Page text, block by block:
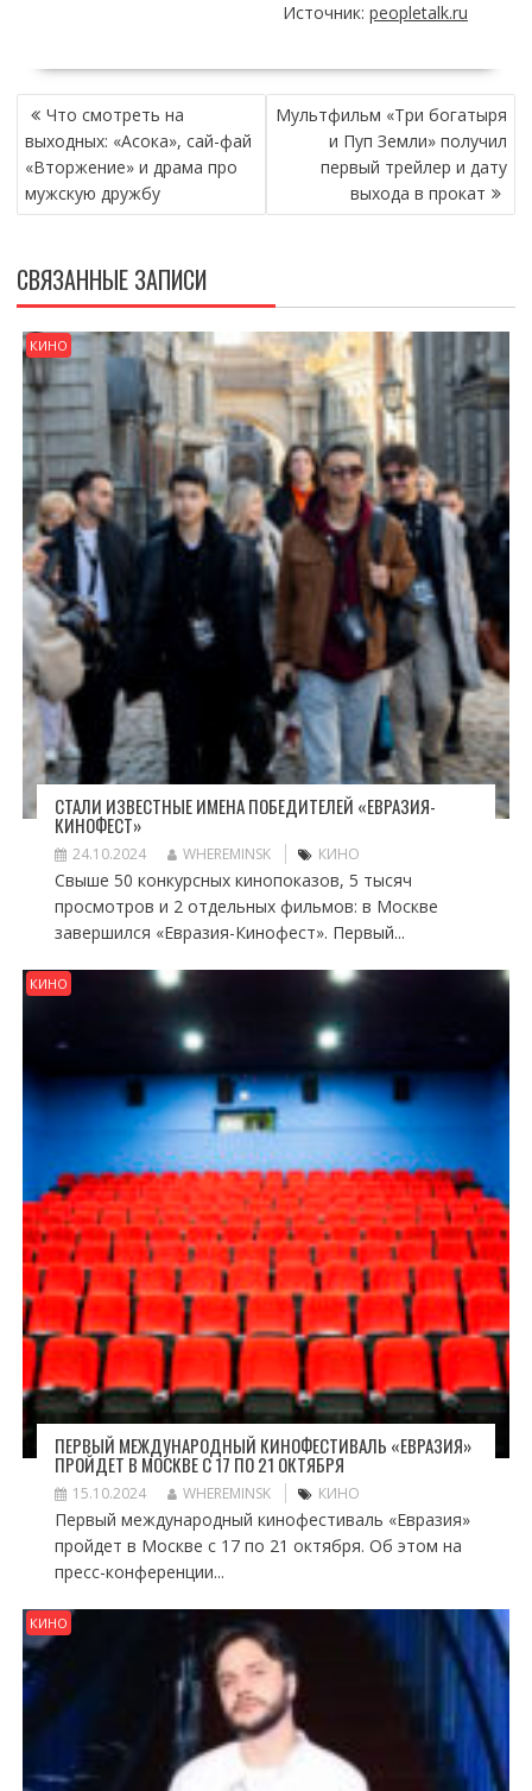
Источник:peopletalk.ru
НАВИГАЦИЯ
ПО
ЗАПИСЯМ
Что смотреть на
выходных: «Асока», сай-фай
«Вторжение» и драма про
мужскую дружбу
Мультфильм «Три богатыря
и Пуп Земли» получил
первый трейлер и дату
выхода в прокат
СВЯЗАННЫЕ ЗАПИСИ
КИНО
СТАЛИ ИЗВЕСТНЫЕ ИМЕНА ПОБЕДИТЕЛЕЙ «ЕВРАЗИЯ-
КИНОФЕСТ»
24.10.2024 WHEREMINSK КИНО
Свыше 50 конкурсных кинопоказов, 5 тысяч
просмотров и 2 отдельных фильмов: в Москве
завершился «Евразия-Кинофест». Первый...
КИНО
ПЕРВЫЙ МЕЖДУНАРОДНЫЙ КИНОФЕСТИВАЛЬ «ЕВРАЗИЯ»
ПРОЙДЕТ В МОСКВЕ С 17 ПО 21 ОКТЯБРЯ
15.10.2024 WHEREMINSK КИНО
Первый международный кинофестиваль «Евразия»
пройдет в Москве с 17 по 21 октября. Об этом на
пресс-конференции...
КИНО